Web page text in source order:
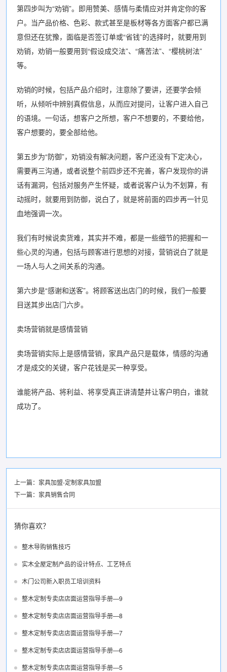
第四步叫为“劝销”。即用赞美、感情与柔情应对并肯定你的客
户。当产品价格、色彩、款式甚至是板材等各方面客户都已满
意但还在犹豫，面临是否签订单或“省钱”的选择时，就要用到
劝销，劝销一般要用到“假设成交法”、“痛苦法”、“樱桃树法”
等。
劝销的时候，包括产品介绍时，注意除了要讲，还要学会倾
听，从倾听中辨别真假信息，从而应对提问，让客户进入自己
的语境。一句话，想客户之所想，客户不想要的，不要给他，
客户想要的，要全部给他。
第五步为“防御”，劝销没有解决问题，客户还没有下定决心，
需要再三沟通，或者说整个前四步还不完善，客户发现你的讲
话有漏洞，包括对服务产生怀疑，或者说客户认为不划算，有
动摇时，就要用到防御，说白了，就是将前面的四步再一针见
血地强调一次。
我们有时候说卖货难，其实并不难，都是一些细节的把握和一
些心灵的沟通，包括与顾客进行思想的对接，营销说白了就是
一场人与人之间关系的沟通。
第六步是“感谢和送客”。将顾客送出店门的时候，我们一般要
目送其步出店门六步。
卖场营销就是感情营销
卖场营销实际上是感情营销，家具产品只是载体，情感的沟通
才是成交的关键，客户花钱是买一种享受。
谁能将产品、将利益、将享受真正讲清楚并让客户明白，谁就
成功了。
上一篇： 家具加盟-定制家具加盟
下一篇： 家具销售合同
猜你喜欢？
整木导购销售技巧
实木全屋定制产品的设计特点、工艺特点
木门公司新入职员工培训资料
整木定制专卖店店面运营指导手册—9
整木定制专卖店店面运营指导手册—8
整木定制专卖店店面运营指导手册—7
整木定制专卖店店面运营指导手册—6
整木定制专卖店店面运营指导手册—5